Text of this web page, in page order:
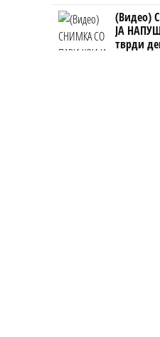
чека и
(Видео)
ЈА
тврди